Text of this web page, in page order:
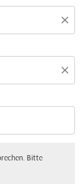
close
close
Bitte